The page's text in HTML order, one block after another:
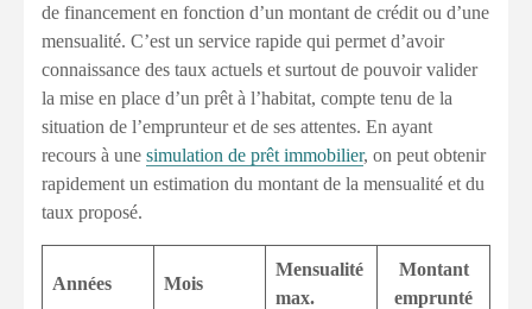
de financement en fonction d’un montant de crédit ou d’une
mensualité. C’est un service rapide qui permet d’avoir
connaissance des taux actuels et surtout de pouvoir valider
la mise en place d’un prêt à l’habitat, compte tenu de la
situation de l’emprunteur et de ses attentes. En ayant
recours à une simulation de prêt immobilier, on peut obtenir
rapidement un estimation du montant de la mensualité et du
taux proposé.
Années Mois
Mensualité
max.
Montant
emprunté